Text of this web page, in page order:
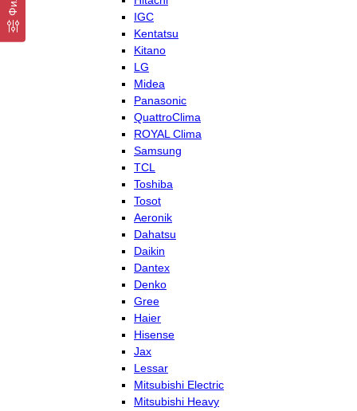
IGC
Kentatsu
Kitano
LG
Midea
Panasonic
QuattroClima
ROYAL Clima
Samsung
TCL
Toshiba
Tosot
Aeronik
Dahatsu
Daikin
Dantex
Denko
Gree
Haier
Hisense
Jax
Lessar
Mitsubishi Electric
Mitsubishi Heavy